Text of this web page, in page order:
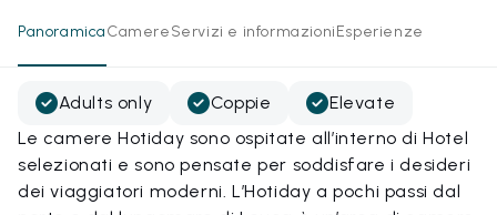
PanoramicaCamereServizi e informazioniEsperienze
Adults only Coppie
Elevate
Le camere Hotiday sono ospitate all’interno di Hotel
selezionati e sono pensate per soddisfare i desideri
dei viaggiatori moderni. L’Hotiday a pochi passi dal